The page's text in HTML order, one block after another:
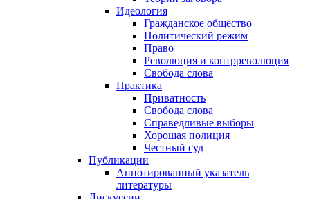
Идеология
Гражданское общество
Политический режим
Право
Революция и контрреволюция
Свобода слова
Практика
Приватность
Свобода слова
Справедливые выборы
Хорошая полиция
Честный суд
Публикации
Аннотированный указатель
литературы